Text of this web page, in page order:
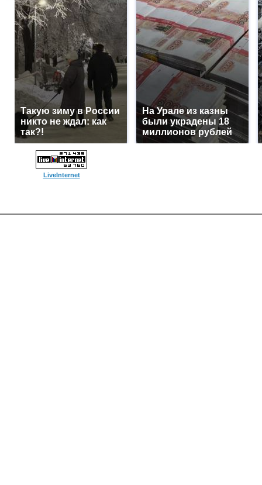
Такую зиму в России
никто не ждал: как
так?!
На Урале из казны
были украдены 18
миллионов рублей
LiveInternet